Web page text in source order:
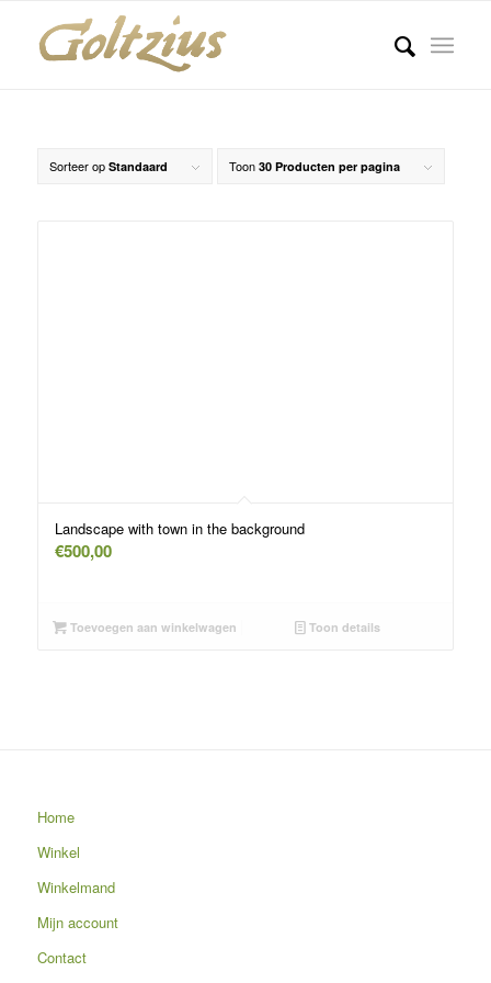
Sorteer op Standaard Toon 30 Producten per pagina
Landscape with town in the background
€500,00
Toevoegen aan winkelwagen Toon details
Home
Winkel
Winkelmand
Mijn account
Contact